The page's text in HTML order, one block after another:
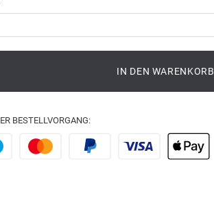
IN DEN WARENKORB
BESTELLVORGANG: